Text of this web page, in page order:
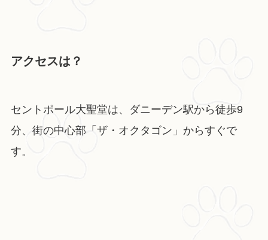
アクセスは？
セントポール大聖堂は、ダニーデン駅から徒歩9
分、街の中心部「ザ・オクタゴン」からすぐで
す。